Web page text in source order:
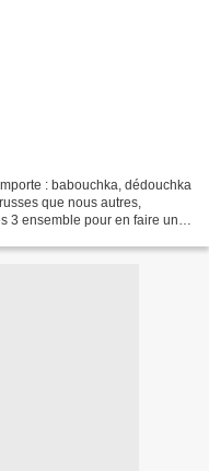
: babouchka, dédouchka
que nous autres,
3 ensemble pour en faire un